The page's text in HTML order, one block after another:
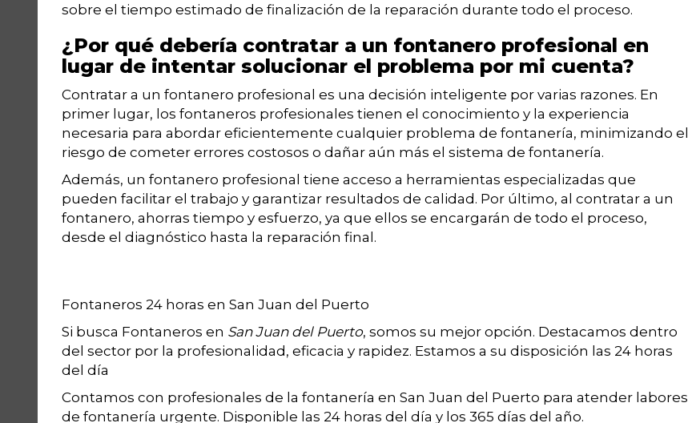
sobre el tiempo estimado de finalización de la reparación durante todo el proceso.
¿Por qué debería contratar a un fontanero profesional en
lugar de intentar solucionar el problema por mi cuenta?
Contratar a un fontanero profesional es una decisión inteligente por varias razones. En
primer lugar, los fontaneros profesionales tienen el conocimiento y la experiencia
necesaria para abordar eficientemente cualquier problema de fontanería, minimizando el
riesgo de cometer errores costosos o dañar aún más el sistema de fontanería.
Además, un fontanero profesional tiene acceso a herramientas especializadas que
pueden facilitar el trabajo y garantizar resultados de calidad. Por último, al contratar a un
fontanero, ahorras tiempo y esfuerzo, ya que ellos se encargarán de todo el proceso,
desde el diagnóstico hasta la reparación final.
Fontaneros 24 horas en San Juan del Puerto
Si busca Fontaneros en San Juan del Puerto, somos su mejor opción. Destacamos dentro
del sector por la profesionalidad, eficacia y rapidez. Estamos a su disposición las 24 horas
del día
Contamos con profesionales de la fontanería en San Juan del Puerto para atender labores
de fontanería urgente. Disponible las 24 horas del día y los 365 días del año.